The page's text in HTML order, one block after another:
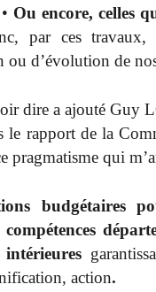
Ou encore, celles
par ces travaux,
ou d’évolution de
dire a ajouté Guy
le rapport de la
pragmatisme qui
budgétaires
compétences
intérieures
action.